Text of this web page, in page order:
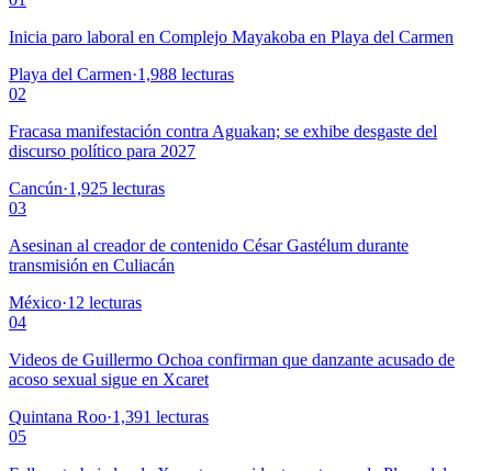
Inicia paro laboral en Complejo Mayakoba en Playa del Carmen
Playa del Carmen·1,988 lecturas
02
Fracasa manifestación contra Aguakan; se exhibe desgaste del
discurso político para 2027
Cancún·1,925 lecturas
03
Asesinan al creador de contenido César Gastélum durante
transmisión en Culiacán
México·12 lecturas
04
Videos de Guillermo Ochoa confirman que danzante acusado de
acoso sexual sigue en Xcaret
Quintana Roo·1,391 lecturas
05